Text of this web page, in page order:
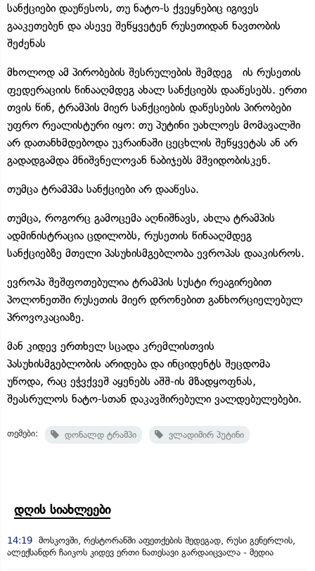
სანქციები დაუწესოს, თუ ნატო-ს ქვეყნებიც იგივეს
გააკეთებენ და ასევე შეწყვეტენ რუსეთიდან ნავთობის
შეძენას
მხოლოდ ამ პირობების შესრულების შემდეგ ის რუსეთის
ფედერაციის წინააღმდეგ ახალ სანქციებს დააწესებს. ერთი
თვის წინ, ტრამპის მიერ სანქციების დაწესების პირობები
უფრო რეალისტური იყო: თუ პუტინი უახლოეს მომავალში
არ დათანხმდებოდა უკრაინაში ცეცხლის შეწყვეტას ან არ
გადადგამდა მნიშვნელოვან ნაბიჯებს მშვიდობისკენ.
თუმცა ტრამპმა სანქციები არ დააწესა.
თუმცა, როგორც გამოცემა აღნიშნავს, ახლა ტრამპის
ადმინისტრაცია ცდილობს, რუსეთის წინააღმდეგ
სანქციებზე მთელი პასუხისმგებლობა ევროპას დააკისროს.
ევროპა შეშფოთებულია ტრამპის სუსტი რეაგირებით
პოლონეთში რუსეთის მიერ დრონებით განხორციელებულ
პროვოკაციაზე.
მან კიდევ ერთხელ სცადა კრემლისთვის
პასუხისმგებლობის არიდება და ინციდენტს შეცდომა
უწოდა, რაც ეჭვქვეშ აყენებს აშშ-ის მზადყოფნას,
შეასრულოს ნატო-სთან დაკავშირებული ვალდებულებები.
თემები: დონალდ ტრამპი ვლადიმირ პუტინი
დღის სიახლეები
14:19 მოსკოვში, რესტორანში აფეთქების შედეგად, რუსი გენერლის,
ალექსანდრ ჩაიკოს კიდევ ერთი ნათესავი გარდაიცვალა - მედია